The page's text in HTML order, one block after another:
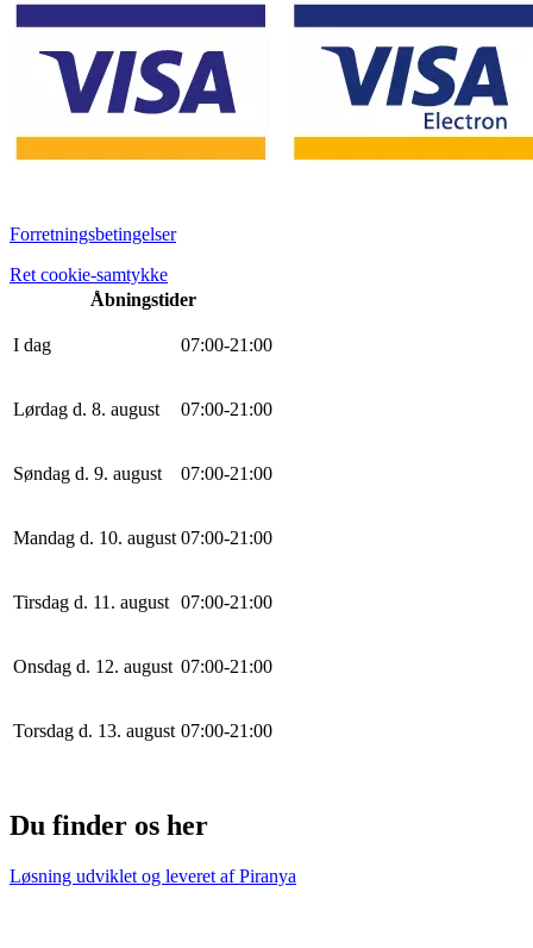
Forretningsbetingelser
Ret cookie-samtykke
Åbningstider
I dag 07:00-21 :00
Lørdag d. 8. august 07:00-21 :00
Søndag d. 9. august 07:00-21 :00
Mandag d. 10. august 07:00-21 :00
Tirsdag d. 11. august 07:00-21 :00
Onsdag d. 12. august 07:00-21 :00
Torsdag d. 13. august 07:00-21 :00
Du finder os her
Løsning udviklet og leveret afPiranya